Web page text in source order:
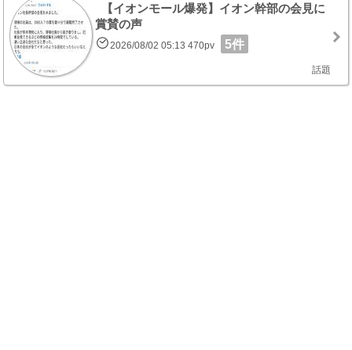
【イオンモール爆発】イオン幹部の会見に
賞賛の声
2026/08/02 05:13 470pv 5件
話題